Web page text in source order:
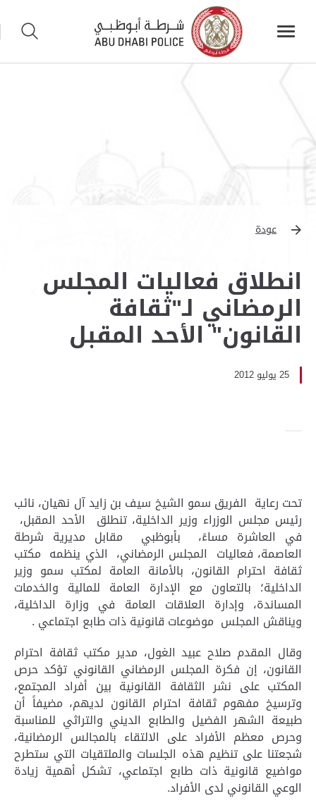
عودة
انطلاق فعاليات المجلس
الرمضاني لـ"ثقافة
القانون" الأحد المقبل
25 يوليو 2012
تحت رعاية الفريق سمو الشيخ سيف بن زايد آل نهيان، نائب
رئيس مجلس الوزراء وزير الداخلية، تنطلق الأحد المقبل،
في العاشرة مساءً، بأبوظبي مقابل مديرية شرطة
العاصمة، فعاليات المجلس الرمضاني، الذي ينظمه مكتب
ثقافة احترام القانون، بالأمانة العامة لمكتب سمو وزير
الداخلية؛ بالتعاون مع الإدارة العامة للمالية والخدمات
المساندة، وإدارة العلاقات العامة في وزارة الداخلية،
ويناقش المجلس موضوعات قانونية ذات طابع اجتماعي .
وقال المقدم صلاح عبيد الغول، مدير مكتب ثقافة احترام
القانون، إن فكرة المجلس الرمضاني القانوني تؤكد حرص
المكتب على نشر الثقافة القانونية بين أفراد المجتمع،
وترسيخ مفهوم ثقافة احترام القانون لديهم، مضيفاً أن
طبيعة الشهر الفضيل والطابع الديني والتراثي للمناسبة
وحرص معظم الأفراد على الالتقاء بالمجالس الرمضانية،
شجعتنا على تنظيم هذه الجلسات والملتقيات التي ستطرح
مواضيع قانونية ذات طابع اجتماعي، تشكل أهمية زيادة
الوعي القانوني لدى الأفراد.